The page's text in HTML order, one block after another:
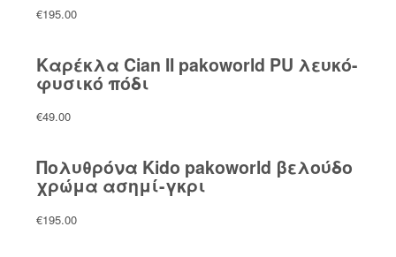
€195.00
Καρέκλα Cian II pakoworld PU λευκό-
φυσικό πόδι
€49.00
Πολυθρόνα Kido pakoworld βελούδο
χρώμα ασημί-γκρι
€195.00